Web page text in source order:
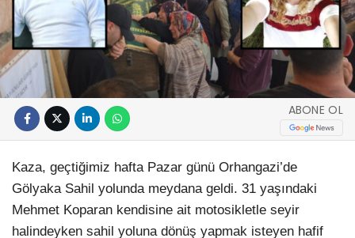
ABONE OL
Kaza, geçtiğimiz hafta Pazar günü Orhangazi’de
Gölyaka Sahil yolunda meydana geldi. 31 yaşındaki
Mehmet Koparan kendisine ait motosikletle seyir
halindeyken sahil yoluna dönüş yapmak isteyen hafif